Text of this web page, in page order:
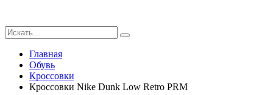
Главная
Обувь
Кроссовки
Кроссовки Nike Dunk Low Retro PRM